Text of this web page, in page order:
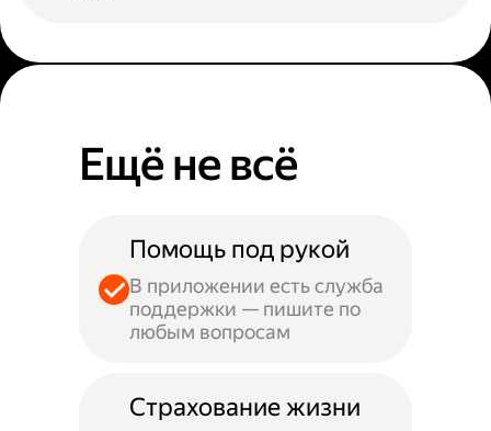
Ещё не всё
Помощь под рукой
В приложении есть служба
поддержки — пишите по
любым вопросам
Страхование жизни